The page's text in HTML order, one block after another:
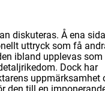
diskuteras. Å ena
uttryck som få
ibland upplevas som
Dock har
uppmärksamhet